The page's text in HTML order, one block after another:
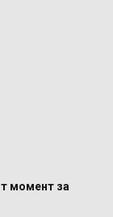
момент за